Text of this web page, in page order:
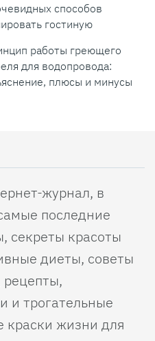
способов
гостиную
работы греющего
для водопровода:
плюсы и минусы
журнал, в
последние
секреты красоты
диеты, советы
и трогательные
краски жизни для